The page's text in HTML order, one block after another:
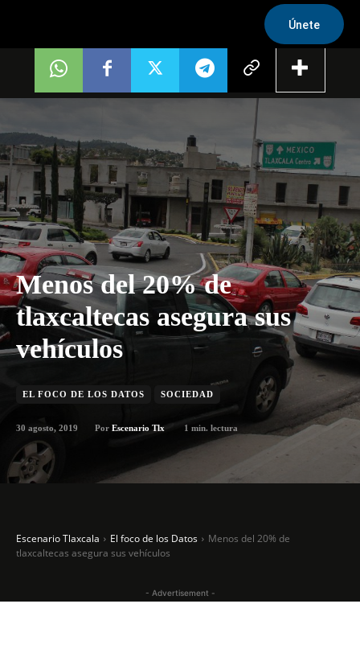
Únete
Menos del 20% de
tlaxcaltecas asegura sus
vehículos
EL FOCO DE LOS DATOS SOCIEDAD
30 agosto, 2019 Por Escenario Tlx 1 min. lectura
Escenario Tlaxcala El foco de los Datos
Menos del 20% de
tlaxcaltecas asegura sus vehículos
- Advertisement -